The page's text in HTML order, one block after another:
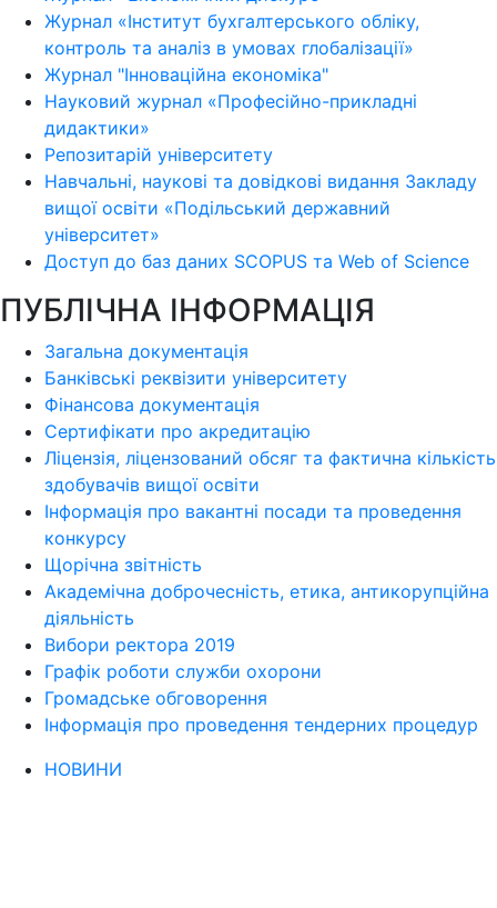
Журнал «Інститут бухгалтерського обліку,
контроль та аналіз в умовах глобалізації»
Журнал "Інноваційна економіка"
Науковий журнал «Професійно-прикладні
дидактики»
Репозитарій університету
Навчальні, наукові та довідкові видання Закладу
вищої освіти «Подільський державний
університет»
Доступ до баз даних SCOPUS та Web of Science
ПУБЛІЧНА ІНФОРМАЦІЯ
Загальна документація
Банківські реквізити університету
Фінансова документація
Сертифікати про акредитацію
Ліцензія, ліцензований обсяг та фактична кількість
здобувачів вищої освіти
Інформація про вакантні посади та проведення
конкурсу
Щорічна звітність
Академічна доброчесність, етика, антикорупційна
діяльність
Вибори ректора 2019
Графік роботи служби охорони
Громадське обговорення
Інформація про проведення тендерних процедур
НОВИНИ